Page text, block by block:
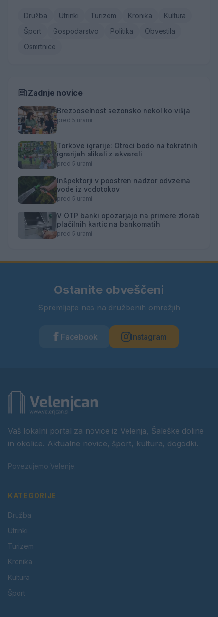
Družba Utrinki Turizem Kronika
Kultura
Šport
Gospodarstvo Politika
Obvestila
Osmrtnice
Zadnje novice
Brezposelnost sezonsko nekoliko višja
pred 5 urami
Torkove igrarije: Otroci bodo na tokratnih
igrarijah slikali z akvareli
pred 5 urami
Inšpektorji v poostren nadzor odvzema
vode iz vodotokov
pred 5 urami
V OTP banki opozarjajo na primere zlorab
plačilnih kartic na bankomatih
pred 5 urami
Ostanite obveščeni
Spremljajte nas na družbenih omrežjih
Facebook Instagram
Vaš lokalni portal za novice iz Velenja, Šaleške doline
in okolice. Aktualne novice, šport, kultura, dogodki.
Povezujemo Velenje.
KATEGORIJE
Družba
Utrinki
Turizem
Kronika
Kultura
Šport